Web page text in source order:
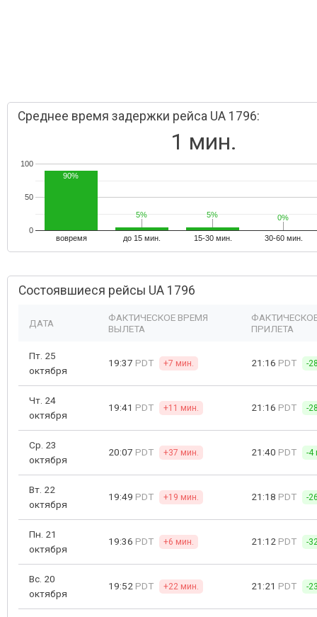
Среднее время задержки рейса UA 1796:
1 мин.
вовремя до 15 мин. 15-30 мин. 30-60 мин.
0
50
100
90%
5%
5% 5%
5% 0%
0%
Состоявшиеся рейсы UA 1796
ДАТА
ФАКТИЧЕСКОЕ ВРЕМЯ
ВЫЛЕТА
ПРИЛЕТА
Пт. 25
октября
19:37 PDT +7 мин. 21:16 PDT -
Чт. 24
октября
19:41 PDT +11 мин. 21:16 PDT -
Ср. 23
октября
20:07 PDT +37 мин. 21:40 PDT -4
Вт. 22
октября
19:49 PDT +19 мин. 21:18 PDT -
Пн. 21
октября
19:36 PDT +6 мин. 21:12 PDT -
Вс. 20
октября
19:52 PDT +22 мин. 21:21 PDT -